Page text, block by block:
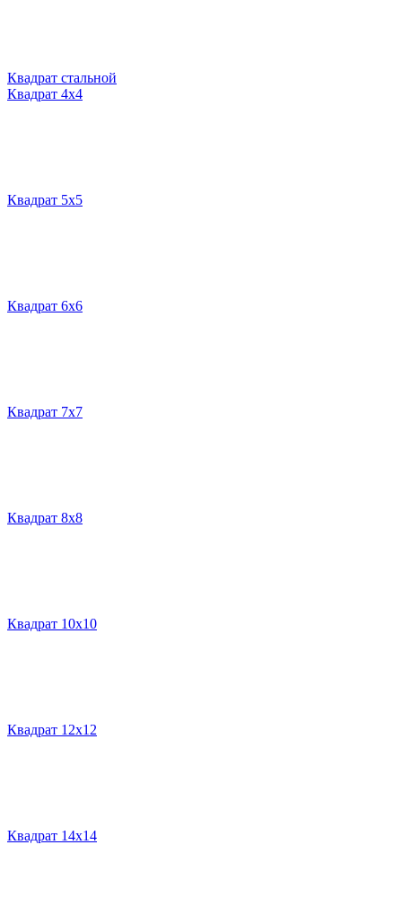
Квадрат стальной
Квадрат 4х4
Квадрат 5х5
Квадрат 6х6
Квадрат 7х7
Квадрат 8х8
Квадрат 10х10
Квадрат 12х12
Квадрат 14х14